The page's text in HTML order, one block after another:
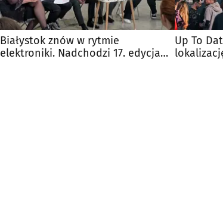
Białystok znów w rytmie
elektroniki. Nadchodzi 17. edycja
Up To